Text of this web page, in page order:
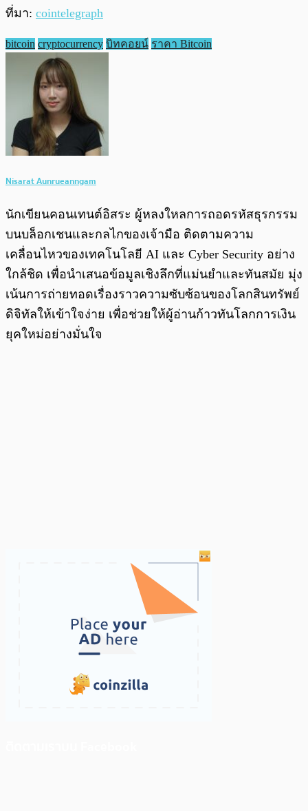
ที่มา: cointelegraph
bitcoin cryptocurrency บิทคอยน์ ราคา Bitcoin
Nisarat Aunrueanngam
นักเขียนคอนเทนต์อิสระ ผู้หลงใหลการถอดรหัสธุรกรรม
บนบล็อกเชนและกลไกของเจ้ามือ ติดตามความ
เคลื่อนไหวของเทคโนโลยี AI และ Cyber Security อย่าง
ใกล้ชิด เพื่อนำเสนอข้อมูลเชิงลึกที่แม่นยำและทันสมัย มุ่ง
เน้นการถ่ายทอดเรื่องราวความซับซ้อนของโลกสินทรัพย์
ดิจิทัลให้เข้าใจง่าย เพื่อช่วยให้ผู้อ่านก้าวทันโลกการเงิน
ยุคใหม่อย่างมั่นใจ